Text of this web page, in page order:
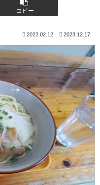
コピー
2022.02.12 2023.12.17